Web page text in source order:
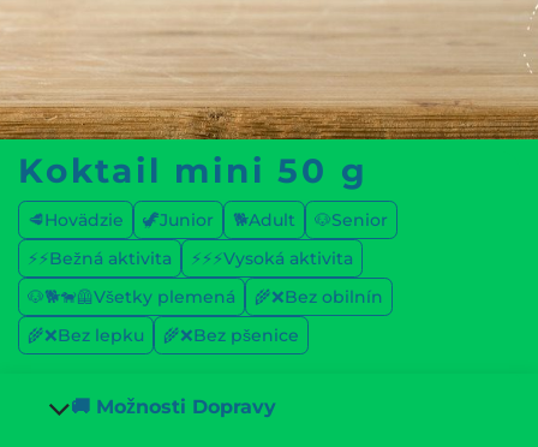
Koktail mini 50 g
🥩Hovädzie 🦖Junior 🐕Adult
🐶Senior
⚡⚡Bežná aktivita
⚡⚡⚡Vysoká aktivita
🐶🐕🐕‍🦺Všetky plemená
🌾❌Bez obilnín
🌾❌Bez lepku
🌾❌Bez pšenice
🚚 Možnosti Dopravy